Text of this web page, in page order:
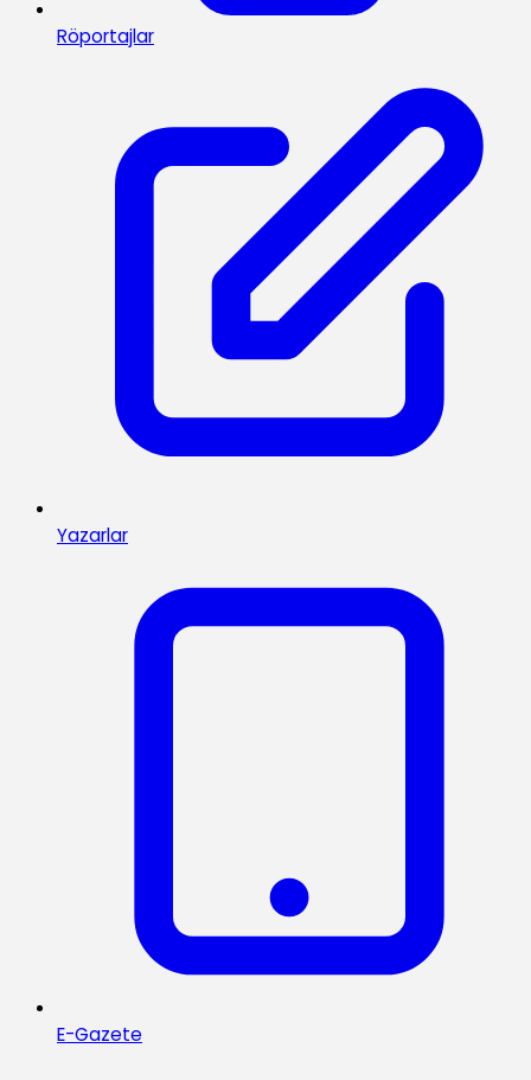
Röportajlar
Yazarlar
E-Gazete